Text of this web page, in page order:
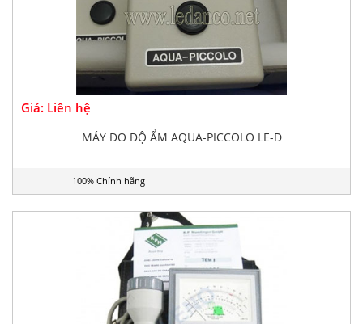
Giá: Liên hệ
MÁY ĐO ĐỘ ẨM AQUA-PICCOLO LE-D
100% Chính hãng